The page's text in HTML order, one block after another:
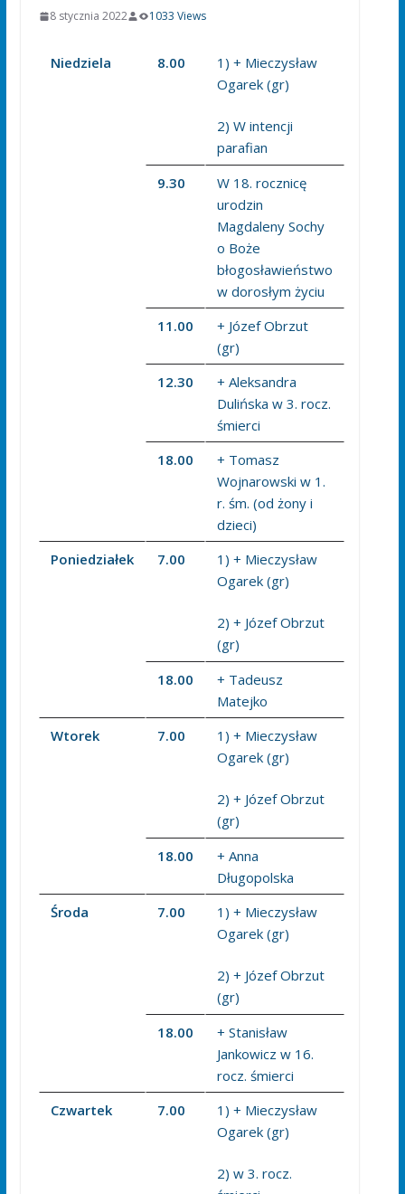
8 stycznia 2022 1033 Views
Niedziela 8.00
1) + Mieczysław
Ogarek (gr)
2) W intencji
parafian
9.30
W 18. rocznicę
urodzin
Magdaleny Sochy
o Boże
błogosławieństwo
w dorosłym życiu
11.00
+ Józef Obrzut
(gr)
12.30
+ Aleksandra
Dulińska w 3. rocz.
śmierci
18.00
+ Tomasz
Wojnarowski w 1.
r. śm. (od żony i
dzieci)
Poniedziałek
7.00
1) + Mieczysław
Ogarek (gr)
2) + Józef Obrzut
(gr)
18.00
+ Tadeusz
Matejko
Wtorek
7.00
1) + Mieczysław
Ogarek (gr)
2) + Józef Obrzut
(gr)
18.00
+ Anna
Długopolska
Środa
7.00
1) + Mieczysław
Ogarek (gr)
2) + Józef Obrzut
(gr)
18.00
+ Stanisław
Jankowicz w 16.
rocz. śmierci
Czwartek
7.00
1) + Mieczysław
Ogarek (gr)
2) w 3. rocz.